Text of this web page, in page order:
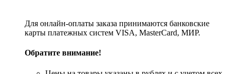
Для онлайн-оплаты заказа принимаются банковские
карты платежных систем VISA, MasterСard, МИР.
Обратите внимание!